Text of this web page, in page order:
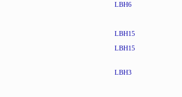
LBH6
LBH15
LBH15
LBH3